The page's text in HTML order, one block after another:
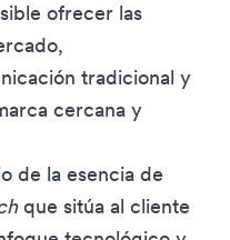
ofrecer las
tradicional y
cercana y
de la esencia de
que sitúa al cliente